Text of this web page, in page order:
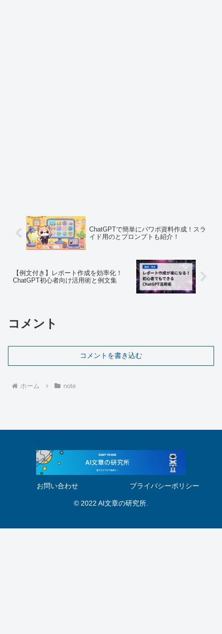
ChatGPTで簡単にパワポ資料作成！スラ
イド用のとプロンプトも紹介！
【例文付き】レポート作成を効率化！
ChatGPT初心者向け活用術と例文集
コメント
コメントを書き込む
ホーム note
お問い合わせ プライバシーポリシー
© 2022 AI文章の研究所.